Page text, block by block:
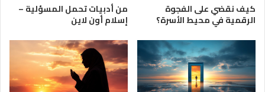
كيف نقضي على الفجوة
الرقمية في محيط الأسرة؟
من أدبيات تحمل المسؤلية –
إسلام أون لاين